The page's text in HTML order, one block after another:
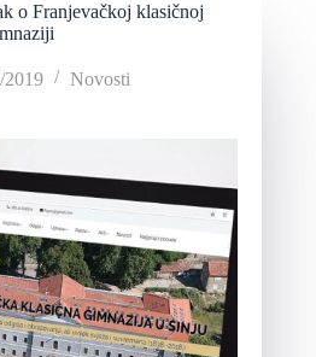
o Franjevačkoj klasičnoj
2019 Novosti